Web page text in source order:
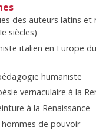
des auteurs latins et
siècles)
italien en Europe
humaniste
vernaculaire à la
à la Renaissance
de pouvoir